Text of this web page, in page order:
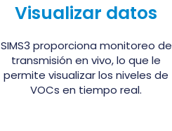
Visualizar datos
SIMS3 proporciona monitoreo de
transmisión en vivo, lo que le
permite visualizar los niveles de
VOCs en tiempo real.